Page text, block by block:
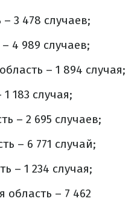
3 478 случаев;
4 989 случаев;
– 1 894 случая;
183 случая;
– 2 695 случаев;
– 6 771 случай;
– 1 234 случая;
– 7 462